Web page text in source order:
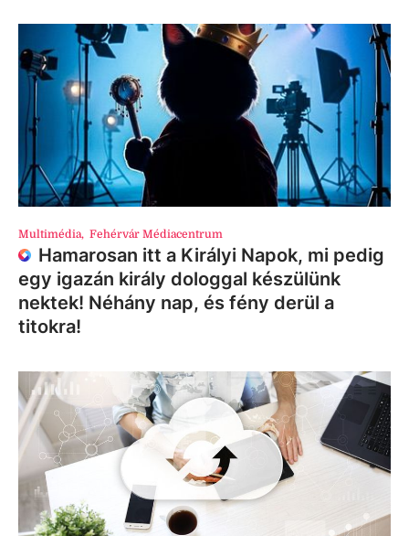
Multimédia, Fehérvár Médiacentrum
Hamarosan itt a Királyi Napok, mi pedig
egy igazán király dologgal készülünk
nektek! Néhány nap, és fény derül a
titokra!